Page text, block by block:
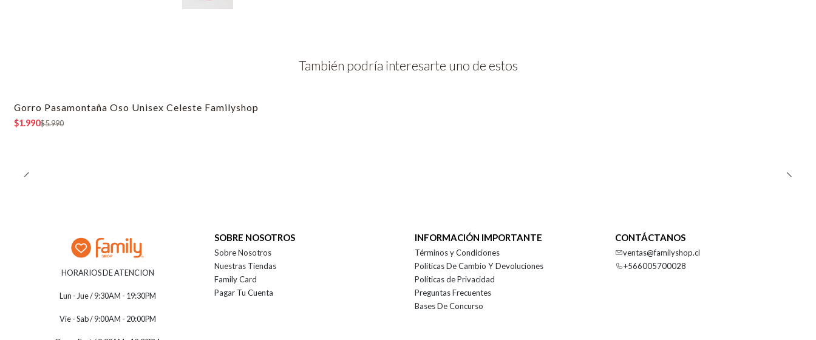
También podría interesarte uno de estos
-67% OFF
Gorro Pasamontaña Oso Unisex Celeste Familyshop
$1.990$5.990
HORARIOS DE ATENCION
Lun - Jue / 9:30AM - 19:30PM
Vie - Sab / 9:00AM - 20:00PM
SOBRE NOSOTROS
Sobre Nosotros
Nuestras Tiendas
Family Card
Pagar Tu Cuenta
INFORMACIÓN IMPORTANTE
Términos y Condiciones
Políticas De Cambio Y Devoluciones
Políticas de Privacidad
Preguntas Frecuentes
Bases De Concurso
CONTÁCTANOS
ventas@familyshop.cl
+566005700028